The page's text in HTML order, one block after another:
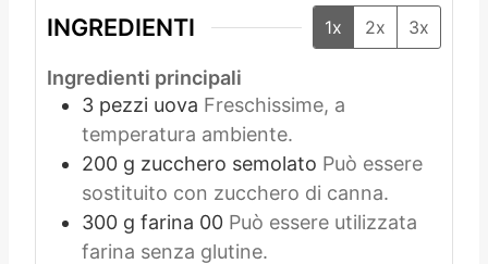
INGREDIENTI 1x 2x 3x
Ingredienti principali
3 pezzi uova Freschissime, a
temperatura ambiente.
200 g zucchero semolato Può essere
sostituito con zucchero di canna.
300 g farina 00 Può essere utilizzata
farina senza glutine.